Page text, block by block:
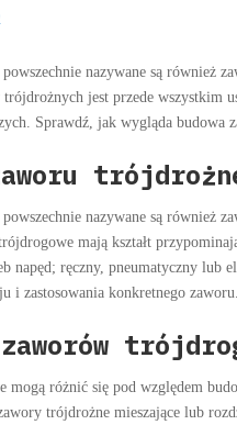
nazywane są również
trójdrożnych jest przede wszystkim
Sprawdź, jak wygląda
nazywane są również
mają kształt
napęd; ręczny, pneumatyczny lub
i zastosowania konkretnego
mogą różnić się pod względem
trójdrożne mieszające lub